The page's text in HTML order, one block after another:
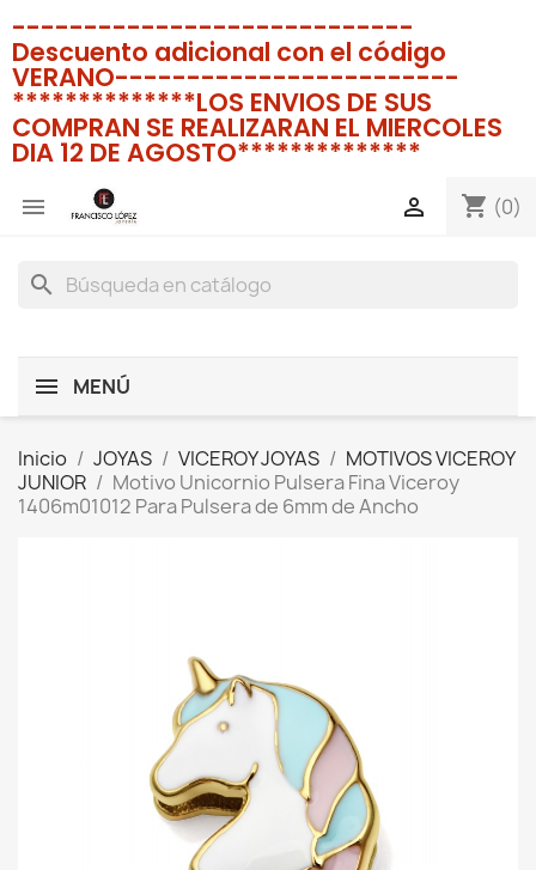
----------------------------
Descuento adicional con el código
VERANO------------------------
**************LOS ENVIOS DE SUS
COMPRAN SE REALIZARAN EL MIERCOLES
DIA 12 DE AGOSTO**************
 shopping_cart (0)

search
MENÚ
Inicio JOYAS VICEROY JOYAS
MOTIVOS VICEROY
JUNIOR
Motivo Unicornio Pulsera Fina Viceroy
1406m01012 Para Pulsera de 6mm de Ancho